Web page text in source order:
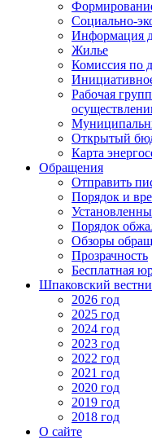
Социально-
Информация
Жилье
Комиссия по
Рабочая
Открытый
Карта
Обращения
Отправить
Порядок и
Порядок
Обзоры
Прозрачность
Бесплатная
Шпаковский
2026 год
2025 год
2024 год
2023 год
2022 год
2021 год
2020 год
2019 год
2018 год
О сайте